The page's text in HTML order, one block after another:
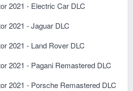
2021 - Electric Car DLC
2021 - Jaguar DLC
2021 - Land Rover DLC
2021 - Pagani Remastered DLC
2021 - Porsche Remastered DLC